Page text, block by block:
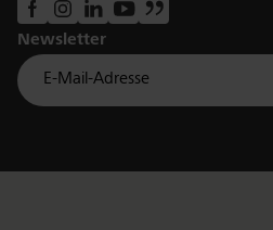
Newsletter
Für Newsletter der